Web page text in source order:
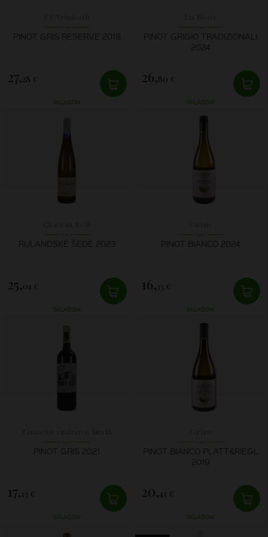
PINOT GRIS RESERVE 2018
27,28 €
SKLADOM
PINOT GRIGIO TRADIZIONALI
2024
26,80 €
SKLADOM
RULANDSKÉ ŠEDÉ 2023
25,01 €
SKLADOM
PINOT BIANCO 2024
16, 33 €
SKLADOM
PINOT GRIS 2021
17, 13 €
SKLADOM
PINOT BIANCO PLATT&RIEGL
2019
20,41 €
SKLADOM